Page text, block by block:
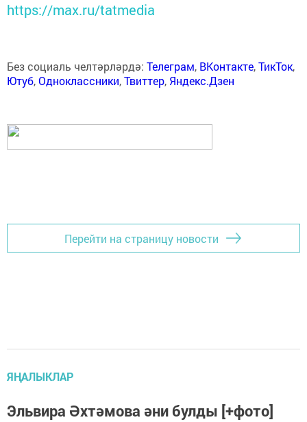
https://max.ru/tatmedia
Без социаль челтәрләрдә: Телеграм, ВКонтакте,ТикТок,
Ютуб,Одноклассники,Твиттер, Яндекс.Дзен
Перейти на страницу новости
ЯҢАЛЫКЛАР
Эльвира Әхтәмова әни булды [+фото]